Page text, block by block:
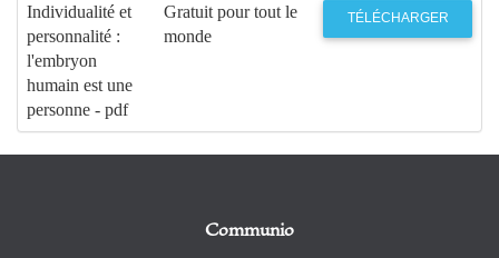
Individualité et
personnalité :
l'embryon
humain est une
personne - pdf
Gratuit pour tout le
monde
TÉLÉCHARGER
Communio